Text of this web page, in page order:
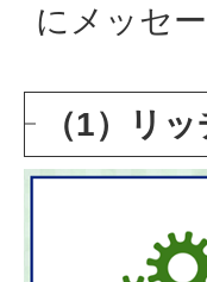
にメッセ
（1）リ